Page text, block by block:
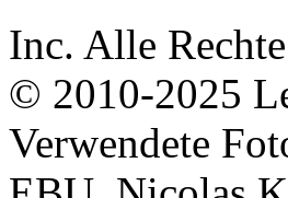
Inc. Alle
© 2010-2025
Verwendete